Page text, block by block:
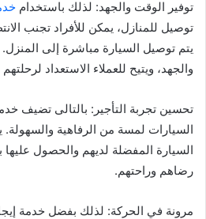
توفير الوقت والجهد: لذلك باستخدام
توصيل للمنازل، يمكن للأفراد تجنب
يتم توصيل السيارة مباشرة إلى
والجهد، ويتيح للعملاء الاستعداد
تحسين تجربة التأجير: بالتالى تضيف
السيارات لمسة من الرفاهية والسهولة.
السيارة المفضلة لديهم والحصول عليها
رضاهم وراحتهم.
مرونة في الحركة: لذلك بفضل خدمة